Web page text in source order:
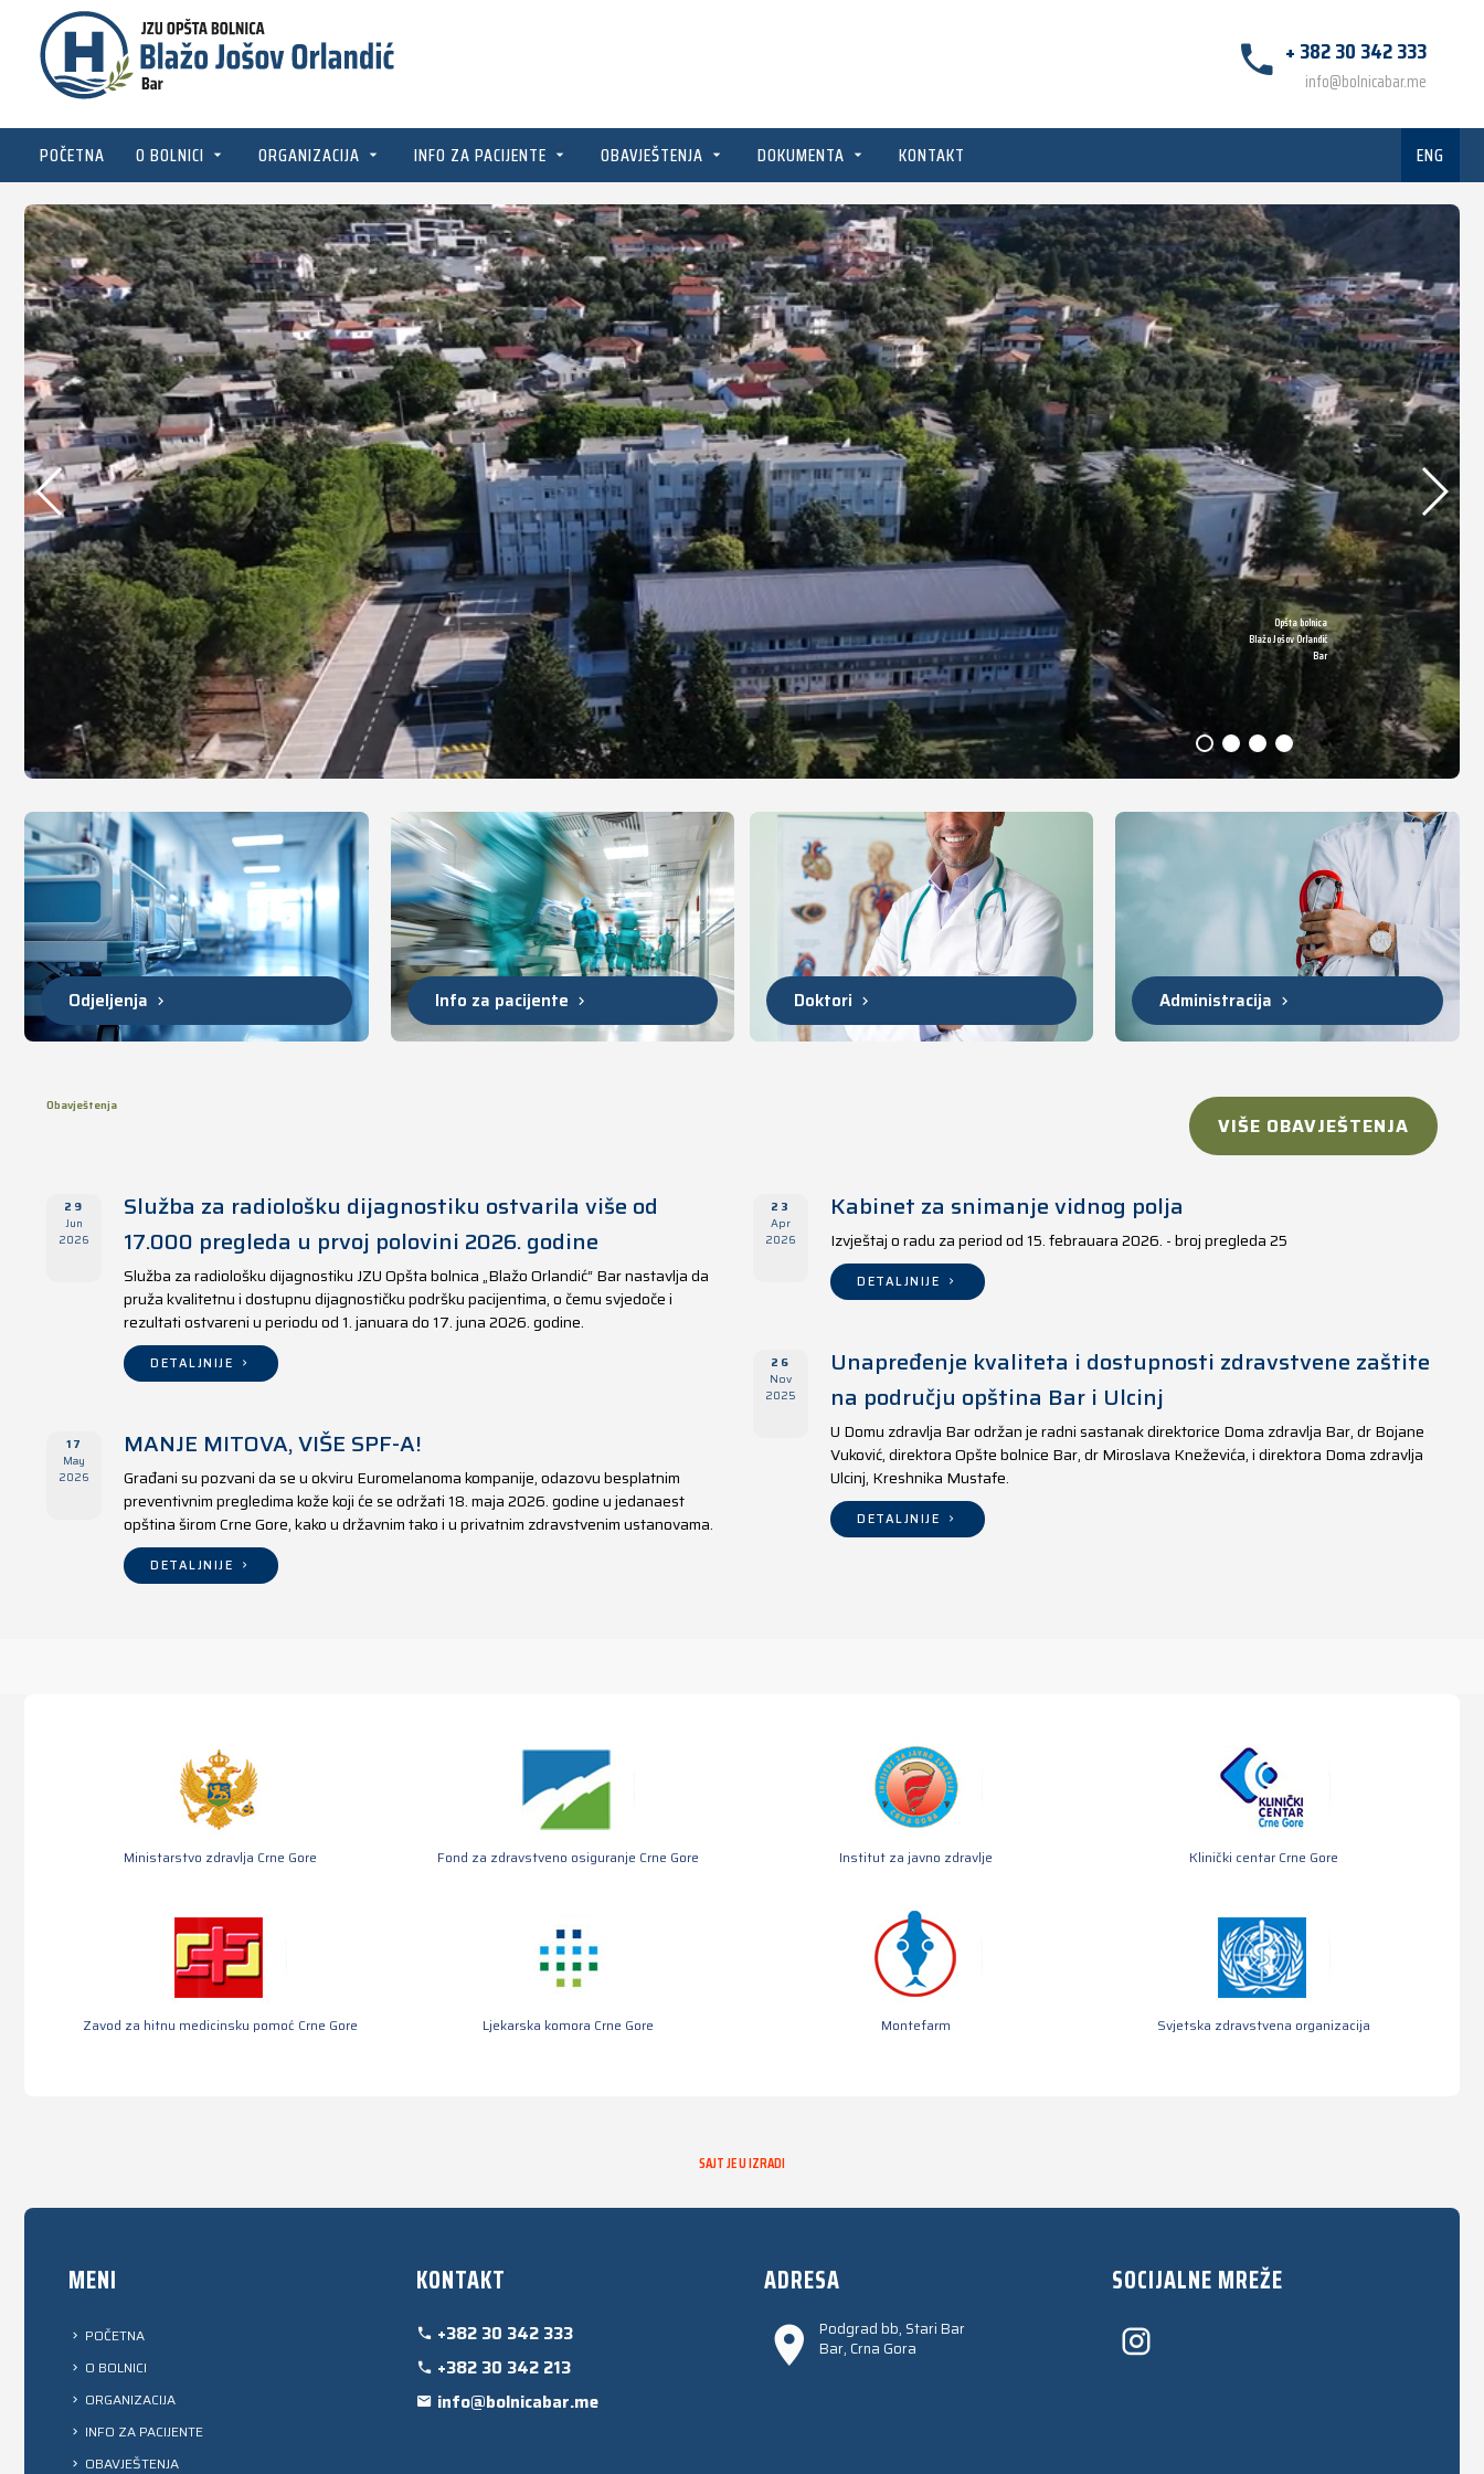
+ 382 30 342 333
info@bolnicabar.me
POČETNA O BOLNICI ORGANIZACIJA INFO ZA PACIJENTE OBAVJEŠTENJA DOKUMENTA KONTAKT ENG
Opšta bolnica
Blažo Jošov Orlandić
Bar
Odjeljenja
DETALJNIJE
Info za pacijente
DETALJNIJE
Doktori
DETALJNIJE
Administracija
DETALJNIJE
Obavještenja
VIŠE OBAVJEŠTENJA
29
Jun
2026
Služba za radiološku dijagnostiku ostvarila više od
17.000 pregleda u prvoj polovini 2026. godine
Služba za radiološku dijagnostiku JZU Opšta bolnica „Blažo Orlandić“ Bar nastavlja da
pruža kvalitetnu i dostupnu dijagnostičku podršku pacijentima, o čemu svjedoče i
rezultati ostvareni u periodu od 1. januara do 17. juna 2026. godine.
DETALJNIJE
17
May
2026
MANJE MITOVA, VIŠE SPF-A!
Građani su pozvani da se u okviru Euromelanoma kompanije, odazovu besplatnim
preventivnim pregledima kože koji će se održati 18. maja 2026. godine u jedanaest
opština širom Crne Gore, kako u državnim tako i u privatnim zdravstvenim ustanovama.
DETALJNIJE
23
Apr
2026
Kabinet za snimanje vidnog polja
Izvještaj o radu za period od 15. febrauara 2026. - broj pregleda 25
DETALJNIJE
26
Nov
2025
Unapređenje kvaliteta i dostupnosti zdravstvene zaštite
na području opština Bar i Ulcinj
U Domu zdravlja Bar održan je radni sastanak direktorice Doma zdravlja Bar, dr Bojane
Vuković, direktora Opšte bolnice Bar, dr Miroslava Kneževića, i direktora Doma zdravlja
Ulcinj, Kreshnika Mustafe.
DETALJNIJE
Ministarstvo zdravlja Crne Gore Fond za zdravstveno osiguranje Crne Gore Institut za javno zdravlje Klinički centar Crne Gore
Zavod za hitnu medicinsku pomoć Crne Gore Ljekarska komora Crne Gore Montefarm Svjetska zdravstvena organizacija
SAJT JE U IZRADI
MENI
POČETNA
O BOLNICI
ORGANIZACIJA
INFO ZA PACIJENTE
OBAVJEŠTENJA
KONTAKT
+382 30 342 333
+382 30 342 213
info@bolnicabar.me
ADRESA
Podgrad bb, Stari Bar
Bar, Crna Gora
SOCIJALNE MREŽE